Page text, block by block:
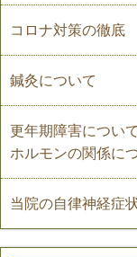
コロナ対策の徹底
鍼灸について
更年期障害につい
ホルモンの関係に
当院の自律神経症